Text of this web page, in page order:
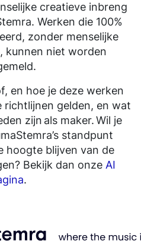
creatieve inbreng
Werken die 100%
zonder menselijke
kunnen niet worden
.
en hoe je deze werken
richtlijnen gelden, en wat
zijn als maker. Wil je
standpunt
hoogte blijven van de
?Bekijk dan onze AI
.